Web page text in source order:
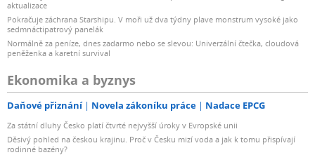
aktualizace
Pokračuje záchrana Starshipu. V moři už dva týdny plave monstrum vysoké jako
sedmnáctipatrový panelák
Normálně za peníze, dnes zadarmo nebo se slevou: Univerzální čtečka, cloudová
peněženka a karetní survival
Ekonomika a byznys
Daňové přiznání Novela zákoníku práce Nadace EPCG
Za státní dluhy Česko platí čtvrté nejvyšší úroky v Evropské unii
Děsivý pohled na českou krajinu. Proč v Česku mizí voda a jak k tomu přispívají
rodinné bazény?